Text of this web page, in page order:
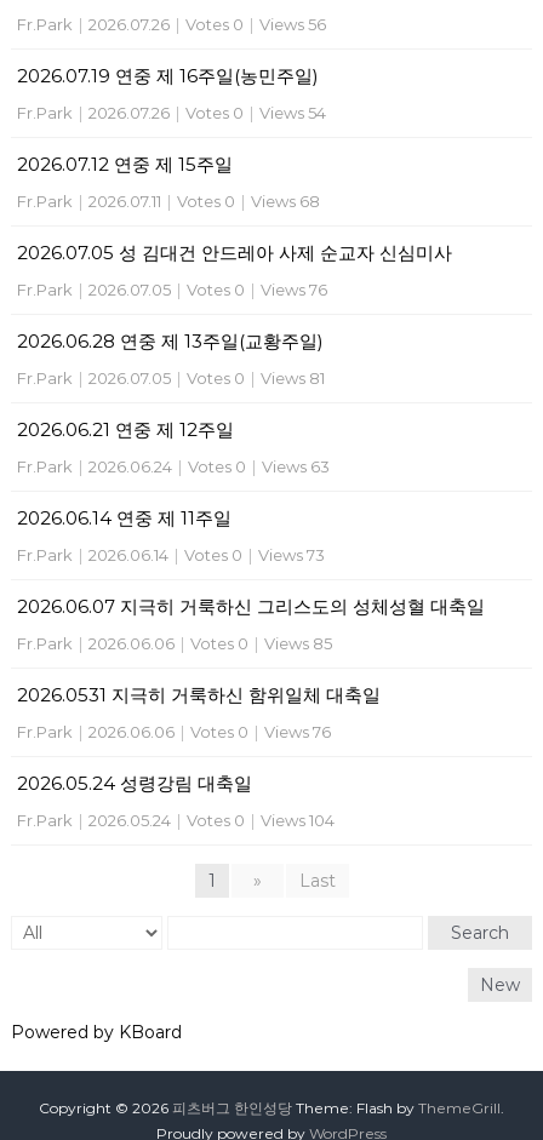
Fr.Park | 2026.07.26 | Votes 0 | Views 56
2026.07.19 연중 제 16주일(농민주일)
Fr.Park | 2026.07.26 | Votes 0 | Views 54
2026.07.12 연중 제 15주일
Fr.Park | 2026.07.11 | Votes 0 | Views 68
2026.07.05 성 김대건 안드레아 사제 순교자 신심미사
Fr.Park | 2026.07.05 | Votes 0 | Views 76
2026.06.28 연중 제 13주일(교황주일)
Fr.Park | 2026.07.05 | Votes 0 | Views 81
2026.06.21 연중 제 12주일
Fr.Park | 2026.06.24 | Votes 0 | Views 63
2026.06.14 연중 제 11주일
Fr.Park | 2026.06.14 | Votes 0 | Views 73
2026.06.07 지극히 거룩하신 그리스도의 성체성혈 대축일
Fr.Park | 2026.06.06 | Votes 0 | Views 85
2026.0531 지극히 거룩하신 함위일체 대축일
Fr.Park | 2026.06.06 | Votes 0 | Views 76
2026.05.24 성령강림 대축일
Fr.Park | 2026.05.24 | Votes 0 | Views 104
1 » Last
Search
New
Powered by KBoard
Copyright © 2026 피츠버그 한인성당 Theme: Flash by ThemeGrill.
Proudly powered by WordPress